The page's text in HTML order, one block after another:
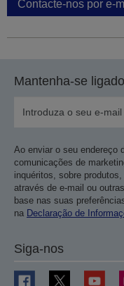
Contacte-nos por e-
Mantenha-se
Ao enviar o seu endereço
comunicações de
inquéritos, sobre
através de e-mail ou
base nas suas
na Declaração de
Siga-nos